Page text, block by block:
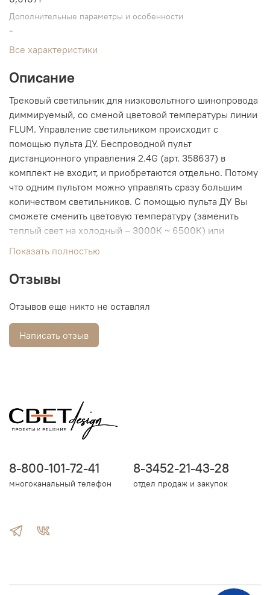
Дополнительные параметры и особенности
-
Все характеристики
Описание
Трековый светильник для низковольтного шинопровода
диммируемый, со сменой цветовой температуры линии
FLUM. Управление светильником происходит с
помощью пульта ДУ. Беспроводной пульт
дистанционного управления 2.4G (арт. 358637) в
комплект не входит, и приобретаются отдельно. Потому
что одним пультом можно управлять сразу большим
количеством светильников. С помощью пульта ДУ Вы
сможете сменить цветовую температуру (заменить
теплый свет на холодный – 3000К ~ 6500К) или
Показать полностью
Отзывы
Отзывов еще никто не оставлял
Написать отзыв
8-800-101-72-41
многоканальный телефон
8-3452-21-43-28
отдел продаж и закупок